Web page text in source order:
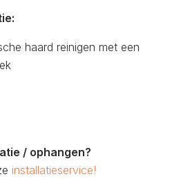
haard reinigen met een
/ ophangen?
installatieservice!